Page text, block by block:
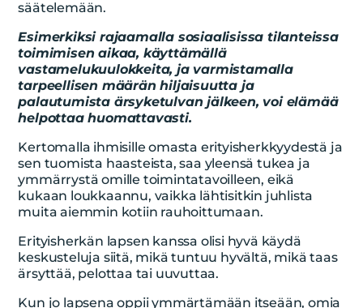
säätelemään.
Esimerkiksi rajaamalla sosiaalisissa tilanteissa
toimimisen aikaa, käyttämällä
vastamelukuulokkeita, ja varmistamalla
tarpeellisen määrän hiljaisuutta ja
palautumista ärsyketulvan jälkeen, voi elämää
helpottaa huomattavasti.
Kertomalla ihmisille omasta erityisherkkyydestä ja
sen tuomista haasteista, saa yleensä tukea ja
ymmärrystä omille toimintatavoilleen, eikä
kukaan loukkaannu, vaikka lähtisitkin juhlista
muita aiemmin kotiin rauhoittumaan.
Erityisherkän lapsen kanssa olisi hyvä käydä
keskusteluja siitä, mikä tuntuu hyvältä, mikä taas
ärsyttää, pelottaa tai uuvuttaa.
Kun jo lapsena oppii ymmärtämään itseään, omia